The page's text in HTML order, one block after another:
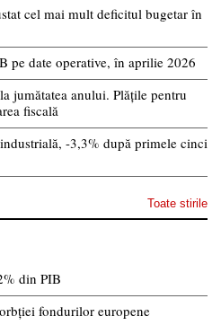
cel mai mult deficitul bugetar în
pe date operative, în aprilie 2026
jumătatea anului. Plățile pentru
fiscală
-3,3% după primele cinci
Toate stirile
din PIB
fondurilor europene